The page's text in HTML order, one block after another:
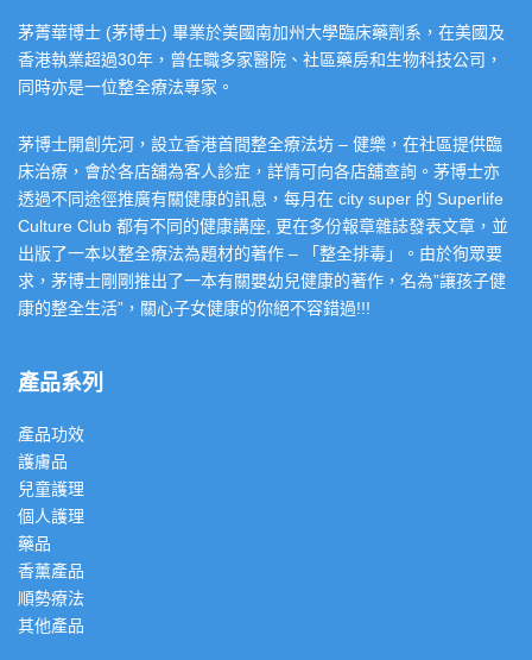
茅菁華博士 (茅博士) 畢業於美國南加州大學臨床藥劑系，在美國及
香港執業超過30年，曾任職多家醫院、社區藥房和生物科技公司，
同時亦是一位整全療法專家。
茅博士開創先河，設立香港首間整全療法坊 – 健樂，在社區提供臨
床治療，會於各店舖為客人診症，詳情可向各店舖查詢。茅博士亦
透過不同途徑推廣有關健康的訊息，每月在 city super 的 Superlife
Culture Club 都有不同的健康講座, 更在多份報章雜誌發表文章，並
出版了一本以整全療法為題材的著作 – 「整全排毒」。由於徇眾要
求，茅博士剛剛推出了一本有關嬰幼兒健康的著作，名為”讓孩子健
康的整全生活”，關心子女健康的你絕不容錯過!!!
產品系列
產品功效
護膚品
兒童護理
個人護理
藥品
香薰產品
順勢療法
其他產品